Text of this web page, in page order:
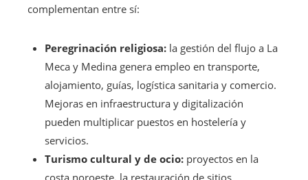
complementan entre sí:
Peregrinación religiosa: la gestión del flujo a La
Meca y Medina genera empleo en transporte,
alojamiento, guías, logística sanitaria y comercio.
Mejoras en infraestructura y digitalización
pueden multiplicar puestos en hostelería y
servicios.
Turismo cultural y de ocio: proyectos en la
costa noroeste, la restauración de sitios